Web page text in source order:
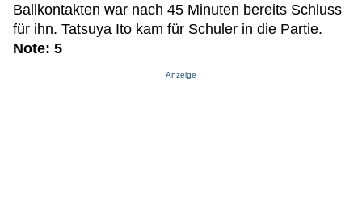
Ballkontakten war nach 45 Minuten bereits Schluss
für ihn. Tatsuya Ito kam für Schuler in die Partie.
Note: 5
Anzeige